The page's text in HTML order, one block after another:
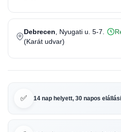
Debrecen , Nyugati u. 5-7.
(Karát udvar)
✅ 14 nap helyett, 30 napos